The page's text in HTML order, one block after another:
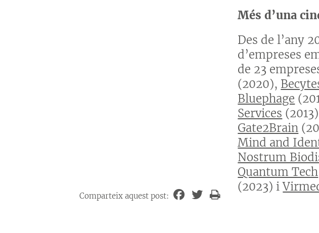
Més d’una
Des de l’any
d’empreses
de 23
(2020),
Bluephage
Services
Gate2Brain
Mind and
Nostrum
Quantum Tech
(2023) i
Comparteix aquest post: